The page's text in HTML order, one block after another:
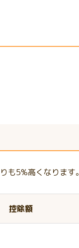
も5%高くなります。
控除額